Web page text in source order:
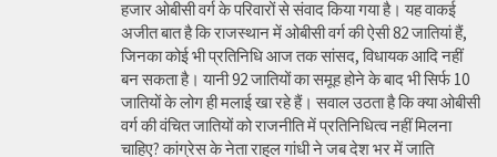
हजार ओबीसी वर्ग के परिवारों से संवाद किया गया है। यह वाकई
अजीत बात है कि राजस्थान में ओबीसी वर्ग की ऐसी 82 जातियां हैं,
जिनका कोई भी प्रतिनिधि आज तक सांसद, विधायक आदि नहीं
बन सकता है। यानी 92 जातियों का समूह होने के बाद भी सिर्फ 10
जातियों के लोग ही मलाई खा रहे हैं। सवाल उठता है कि क्या ओबीसी
वर्ग की वंचित जातियों को राजनीति में प्रतिनिधित्व नहीं मिलना
चाहिए? कांग्रेस के नेता राहुल गांधी ने जब देश भर में जाति